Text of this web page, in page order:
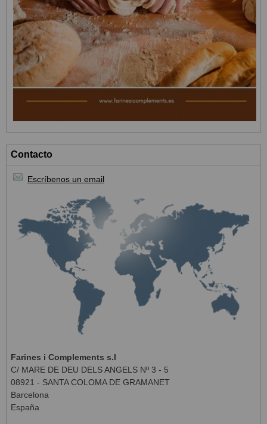
Contacto
Escríbenos un email
Farines i Complements s.l
C/ MARE DE DEU DELS ANGELS Nº 3 - 5
08921 - SANTA COLOMA DE GRAMANET
Barcelona
España